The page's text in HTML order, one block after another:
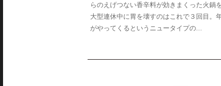
らのえげつない香辛料が効きまくった火鍋
大型連休中に胃を壊すのはこれで３回目。
がやってくるというニュータイプの...